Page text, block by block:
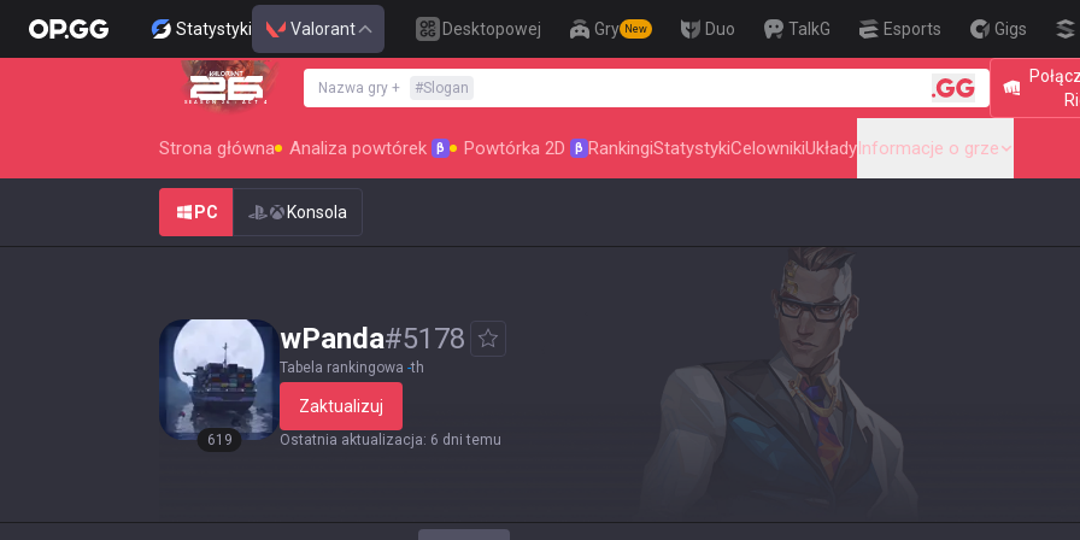
Statystyki Valorant Desktopowej Gry New Duo TalkG Esports Gigs
SEASON 26 : ACT 4
Nazwa gry + #Slogan 🎯 Level
Strona główna Analiza powtórek β Powtórka 2D β RankingiStatystykiCelownikiUkładyInformacje o grze
PC Konsola
619
wPanda#5178
Tabela rankingowa -th
Zaktualizuj
Ostatnia aktualizacja: 6 dni temu